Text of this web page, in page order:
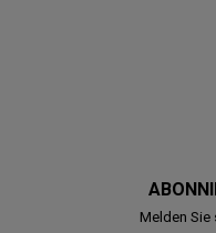
Melden Sie